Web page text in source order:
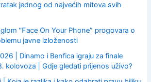
jednog od najvećih mitova svih
“Face On Your Phone” progovara o
javne izloženosti
| Dinamo i Benfica igraju za finale
kolovoza | Gdje gledati prijenos uživo?